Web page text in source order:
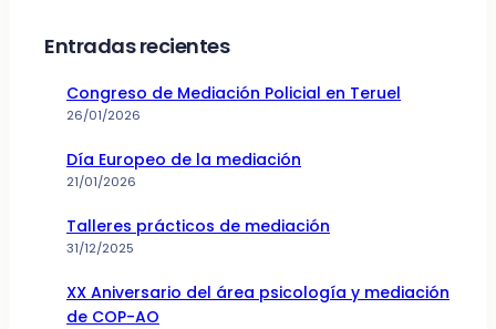
Entradas recientes
Congreso de Mediación Policial en Teruel
26/01/2026
Día Europeo de la mediación
21/01/2026
Talleres prácticos de mediación
31/12/2025
XX Aniversario del área psicología y mediación
de COP-AO